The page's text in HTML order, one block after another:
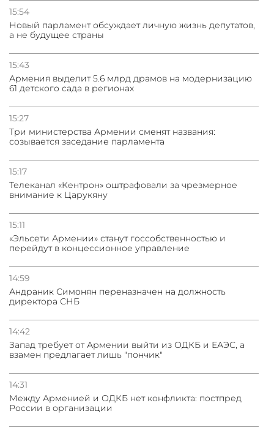
15:54
Новый парламент обсуждает личную жизнь депутатов,
а не будущее страны
15:43
Армения выделит 5.6 млрд драмов на модернизацию
61 детского сада в регионах
15:27
Три министерства Армении сменят названия:
созывается заседание парламента
15:17
Телеканал «Кентрон» оштрафовали за чрезмерное
внимание к Царукяну
15:11
«Эльсети Армении» станут госсобственностью и
перейдут в концессионное управление
14:59
Андраник Симонян переназначен на должность
директора СНБ
14:42
Запад требует от Армении выйти из ОДКБ и ЕАЭС, а
взамен предлагает лишь "пончик"
14:31
Между Арменией и ОДКБ нет конфликта: постпред
России в организации